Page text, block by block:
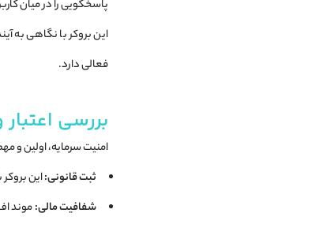
پاسخگویی را در میان
این بروکر با نگاهی به
فعالی دارد.
بررسی
امنیت سرمایه، اولین و
ثبت قانونی:این
شفافیت مالی: